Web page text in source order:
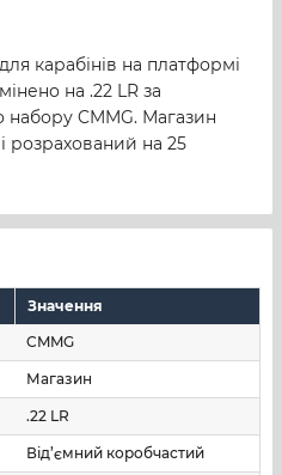
карабінів на платформі
на .22 LR за
CMMG. Магазин
розрахований на 25
Значення
CMMG
Магазин
.22 LR
Від’ємний коробчастий